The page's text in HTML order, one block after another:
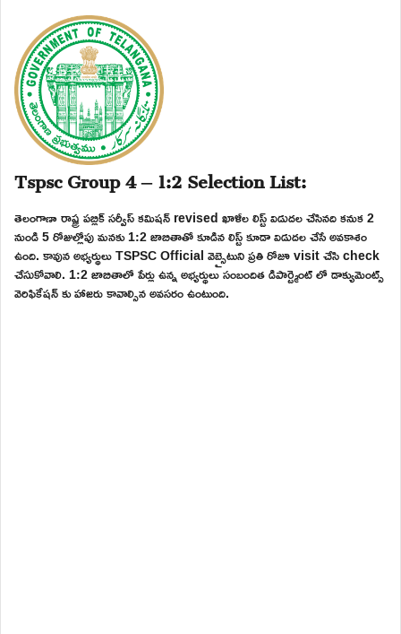
Tspsc Group 4 – 1:2 Selection List:
తెలంగాణా రాష్ట్ర పబ్లిక్ సర్వీస్ కమిషన్ revised ఖాళీల లిస్ట్ విడుదల చేసినది కనుక 2
నుండి 5 రోజుల్లోపు మనకు 1:2 జాబితాతో కూడిన లిస్ట్ కూడా విడుదల చేసే అవకాశం
ఉంది. కావున అభ్యర్థులు TSPSC Official వెబ్సైటుని ప్రతి రోజూ visit చేసి check
చేసుకోవాలి. 1:2 జాబితాలో పేర్లు ఉన్న అభ్యర్థులు సంబందిత డిపార్ట్మెంట్ లో డాక్యుమెంట్స్
వెరిఫికేషన్ కు హాజరు కావాల్సిన అవసరం ఉంటుంది.